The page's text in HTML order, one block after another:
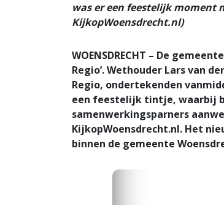
was er een feestelijk moment
KijkopWoensdrecht.nl)
WOENSDRECHT – De
Regio’. Wethouder Lars van
Regio, ondertekenden
een feestelijk tintje, waarbij
samenwerkingsparners
KijkopWoensdrecht.nl. Het
binnen de gemeente